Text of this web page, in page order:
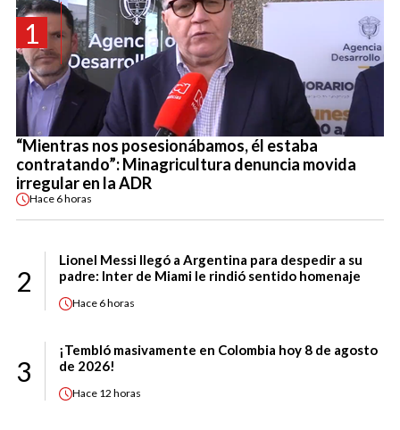
1
“Mientras nos posesionábamos, él estaba
contratando”: Minagricultura denuncia movida
irregular en la ADR
Hace 6 horas
2
Lionel Messi llegó a Argentina para despedir a su
padre: Inter de Miami le rindió sentido homenaje
Hace 6 horas
3
¡Tembló masivamente en Colombia hoy 8 de agosto
de 2026!
Hace 12 horas